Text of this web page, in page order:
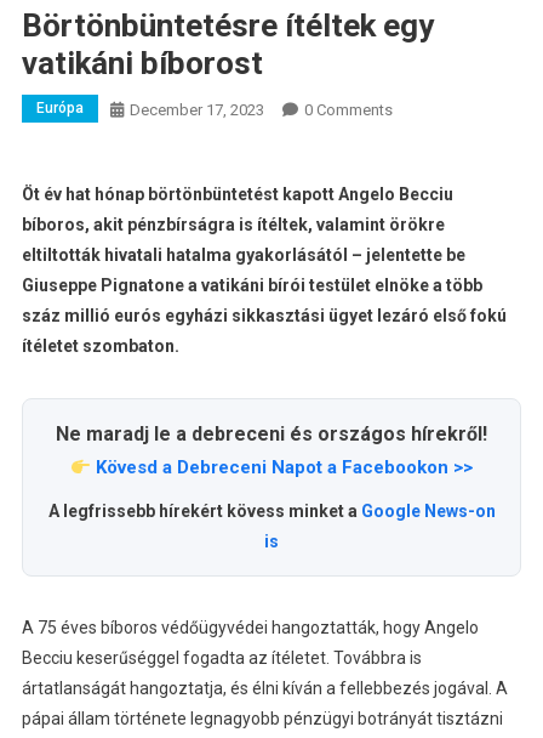
Börtönbüntetésre ítéltek egy
vatikáni bíborost
Európa December 17, 2023 0 Comments
Öt év hat hónap börtönbüntetést kapott Angelo Becciu
bíboros, akit pénzbírságra is ítéltek, valamint örökre
eltiltották hivatali hatalma gyakorlásától – jelentette be
Giuseppe Pignatone a vatikáni bírói testület elnöke a több
száz millió eurós egyházi sikkasztási ügyet lezáró első fokú
ítéletet szombaton.
Ne maradj le a debreceni és országos hírekről!
Kövesd a Debreceni Napot a Facebookon >>
A legfrissebb hírekért kövess minket a Google News-on
is
A 75 éves bíboros védőügyvédei hangoztatták, hogy Angelo
Becciu keserűséggel fogadta az ítéletet. Továbbra is
ártatlanságát hangoztatja, és élni kíván a fellebbezés jogával. A
pápai állam története legnagyobb pénzügyi botrányát tisztázni